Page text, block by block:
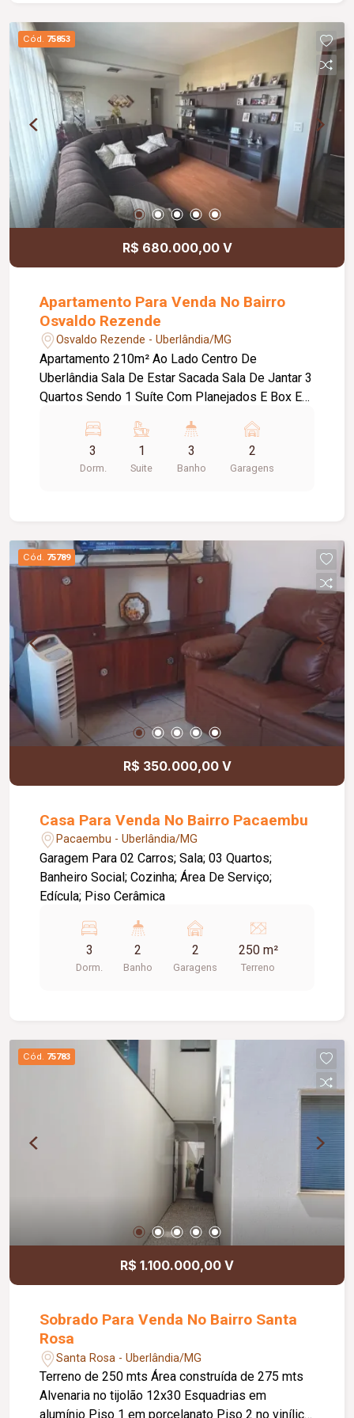
Cód. 75853
R$ 680.000,00 V
Apartamento Para Venda No Bairro
Osvaldo Rezende
Osvaldo Rezende - Uberlândia/MG
Apartamento 210m² Ao Lado Centro De
Uberlândia Sala De Estar Sacada Sala De Jantar 3
Quartos Sendo 1 Suíte Com Planejados E Box Em
Em Blindex Cozinha Área De Serviço 2 Vagas De
Garagem Espaçosa
3
Dorm.
1
Suite
3
Banho
2
Garagens
Cód. 75789
R$ 350.000,00 V
Casa Para Venda No Bairro Pacaembu
Pacaembu - Uberlândia/MG
Garagem Para 02 Carros; Sala; 03 Quartos;
Banheiro Social; Cozinha; Área De Serviço;
Edícula; Piso Cerâmica
3
Dorm.
2
Banho
2
Garagens
250 m²
Terreno
Cód. 75783
R$ 1.100.000,00 V
Sobrado Para Venda No Bairro Santa
Rosa
Santa Rosa - Uberlândia/MG
Terreno de 250 mts Área construída de 275 mts
Alvenaria no tijolão 12x30 Esquadrias em
alumínio Piso 1 em porcelanato Piso 2 no vinílico